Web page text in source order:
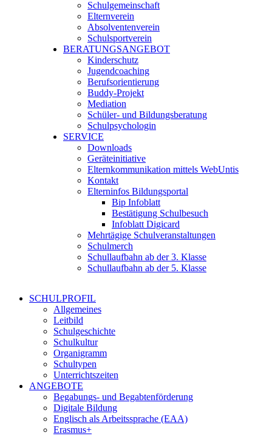
Schulgemeinschaft
Elternverein
Absolventenverein
Schulsportverein
BERATUNGSANGEBOT
Kinderschutz
Jugendcoaching
Berufsorientierung
Buddy-Projekt
Mediation
Schüler- und Bildungsberatung
Schulpsychologin
SERVICE
Downloads
Geräteinitiative
Elternkommunikation mittels WebUntis
Kontakt
Elterninfos Bildungsportal
Bip Infoblatt
Bestätigung Schulbesuch
Infoblatt Digicard
Mehrtägige Schulveranstaltungen
Schulmerch
Schullaufbahn ab der 3. Klasse
Schullaufbahn ab der 5. Klasse
SCHULPROFIL
Allgemeines
Leitbild
Schulgeschichte
Schulkultur
Organigramm
Schultypen
Unterrichtszeiten
ANGEBOTE
Begabungs- und Begabtenförderung
Digitale Bildung
Englisch als Arbeitssprache (EAA)
Erasmus+